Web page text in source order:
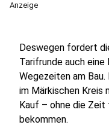
Anzeige
Deswegen fordert
Tarifrunde auch
Wegezeiten am
im Märkischen Kreis
Kauf – ohne die Zeit
bekommen.